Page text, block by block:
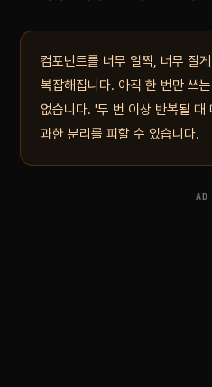
컴포넌트를 너무 일찍, 너무 잘
복잡해집니다. 아직 한 번만 쓰
없습니다. '두 번 이상 반복될 때
과한 분리를 피할 수 있습니다.
AD